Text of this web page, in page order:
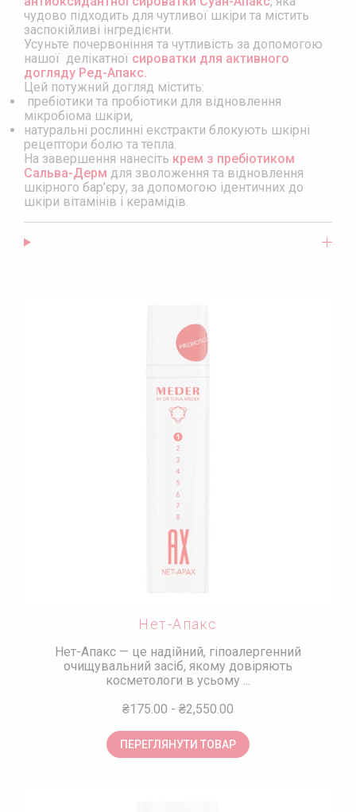
КРЕМИ ДЛЯ ОБЛИЧЧЯ
ДОГЛЯД ЗА ШКІРОЮ НАВКОЛО ОЧЕЙ
ДОГЛЯД ЗА ТІЛОМ
ПОДАРУНКОВИЙ СЕРТИФІКАТ
НОВИНКА! АКТИВНЕ ДОВГОЛІТТЯ
ТРЕВЕЛ-ФОРМАТ
ДОГЛЯД ЗА ЗРІЛОЮ ШКІРОЮ
ДОГЛЯД ЗА НАБРЯКЛИМ ОБЛИЧЧЯМ
ПОШИРЕНІ ЗАПИТАННЯ
КОНТАКТИ
LOGIN
чудово підходить для чутливої ​​шкіри та містить
заспокійливі інгредієнти.
Усуньте почервоніння та чутливість за допомогою
нашої делікатної сироватки для активного
догляду Ред-Апакс.
Цей потужний догляд містить:
пребіотики та пробіотики для відновлення
мікробіома шкіри,
натуральні рослинні екстракти блокують шкірні
рецептори болю та тепла.
На завершення нанесіть крем з пребіотиком
Сальва-Дерм для зволоження та відновлення
шкірного бар’єру, за допомогою ідентичних до
шкіри вітамінів і керамідів.
Нет-Апакс
Нет-Апакс — це надійний, гіпоалергенний
очищувальний засіб, якому довіряють
косметологи в усьому ...
₴175.00 - ₴2,550.00
ПЕРЕГЛЯНУТИ ТОВАР